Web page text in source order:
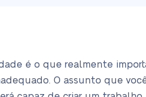
é o que realmente
O assunto que